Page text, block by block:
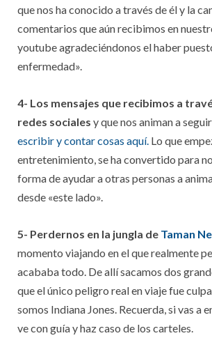
que nos ha conocido a través de él y la
comentarios que aún recibimos en
youtube agradeciéndonos el haber
enfermedad».
4- Los mensajes que recibimos a
redes sociales y que nos animan a
escribir y contar cosas aquí. Lo que
entretenimiento, se ha convertido para
forma de ayudar a otras personas a
desde «este lado».
5- Perdernos en la jungla de Taman
momento viajando en el que realmente
acababa todo. De allí sacamos dos
que el único peligro real en viaje fue
somos Indiana Jones. Recuerda, si vas a
ve con guía y haz caso de los carteles.